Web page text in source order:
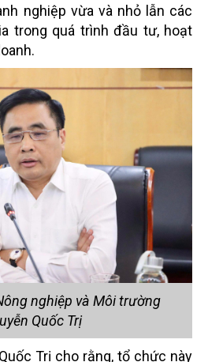
nghiệp vừa và nhỏ lẫn các
trong quá trình đầu tư, hoạt
nghiệp và Môi trường
Quốc Trị
Trị cho rằng, tổ chức này